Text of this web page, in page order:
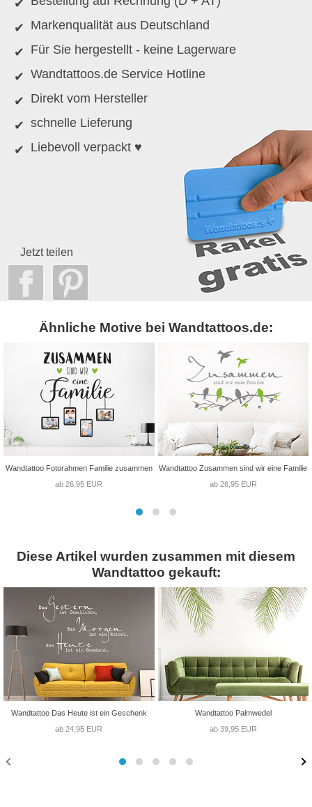
Markenqualität aus Deutschland
Für Sie hergestellt - keine Lagerware
Wandtattoos.de Service Hotline
Direkt vom Hersteller
schnelle Lieferung
Liebevoll verpackt ♥
Jetzt teilen
Ähnliche Motive bei Wandtattoos.de:
Wandtattoo Fotorahmen Familie zusammen
ab 26,95 EUR
Wandtattoo Zusammen sind wir eine Familie
ab 26,95 EUR
Diese Artikel wurden zusammen mit diesem
Wandtattoo gekauft:
Wandtattoo Das Heute ist ein Geschenk
ab 24,95 EUR
Wandtattoo Palmwedel
ab 39,95 EUR